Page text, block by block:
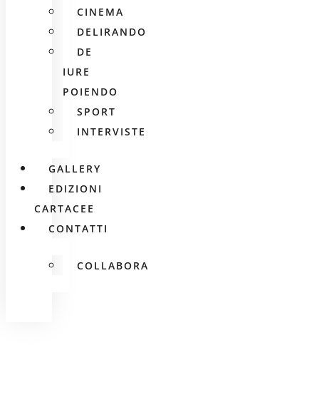
CINEMA
DELIRANDO
DE
IURE
POIENDO
SPORT
INTERVISTE
GALLERY
EDIZIONI
CARTACEE
CONTATTI
COLLABORA